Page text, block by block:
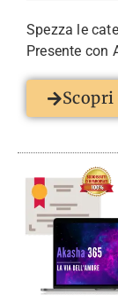
Spezza le
Presente con